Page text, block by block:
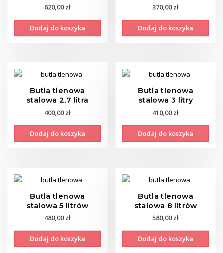
620,00zł
Dodaj do koszyka
370,00zł
Dodaj do koszyka
Butla tlenowa
stalowa 2,7 litra
400,00zł
Dodaj do koszyka
Butla tlenowa
stalowa 3 litry
410,00zł
Dodaj do koszyka
Butla tlenowa
stalowa 5 litrów
480,00zł
Dodaj do koszyka
Butla tlenowa
stalowa 8 litrów
580,00zł
Dodaj do koszyka